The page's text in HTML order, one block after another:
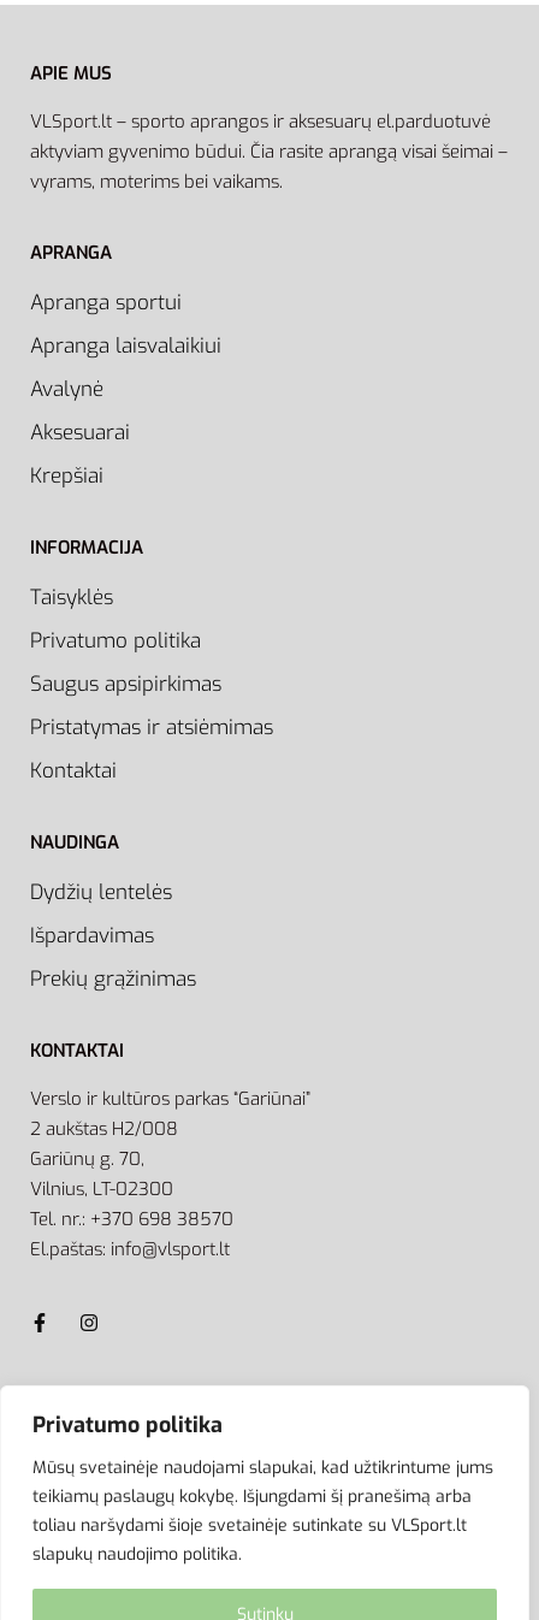
Privatumo politika
Mūsų svetainėje naudojami slapukai, kad užtikrintume jums
teikiamų paslaugų kokybę. Išjungdami šį pranešimą arba
toliau naršydami šioje svetainėje sutinkate su VLSport.lt
slapukų naudojimo politika.
Sutinku
APIE MUS
VLSport.lt – sporto aprangos ir aksesuarų el.parduotuvė
aktyviam gyvenimo būdui. Čia rasite aprangą visai šeimai –
vyrams, moterims bei vaikams.
APRANGA
Apranga sportui
Apranga laisvalaikiui
Avalynė
Aksesuarai
Krepšiai
INFORMACIJA
Taisyklės
Privatumo politika
Saugus apsipirkimas
Pristatymas ir atsiėmimas
Kontaktai
NAUDINGA
Dydžių lentelės
Išpardavimas
Prekių grąžinimas
KONTAKTAI
Verslo ir kultūros parkas “Gariūnai”
2 aukštas H2/008
Gariūnų g. 70,
Vilnius, LT-02300
Tel. nr.: +370 698 38570
El.paštas: info@vlsport.lt